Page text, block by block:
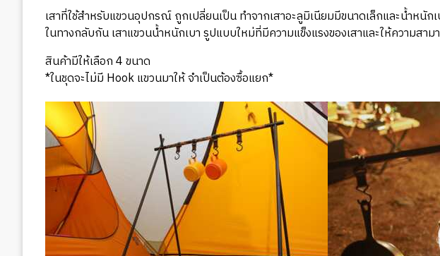
เสาที่ใช้สำหรับแขวนอุปกรณ์ ถูกเปลี่ยนเป็น ทำจากเสาอะลูมิเนียมมีขนาดเล็กและน้ำหนั
ในทางกลับกัน เสาแขวนน้ำหนักเบา รูปแบบใหม่ที่มีความแข็งแรงของเสาและให้ความสา
สินค้ามีให้เลือก 4 ขนาด
*ในชุดจะไม่มี Hook แขวนมาให้ จำเป็นต้องซื้อแยก*